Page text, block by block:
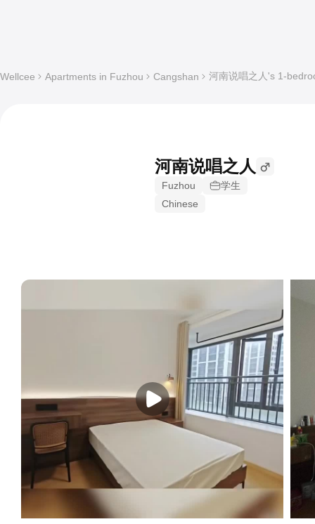
Wellcee Apartments in Fuzhou Cangshan 河南说唱之人's 1-
河南说唱之人
Fuzhou
学生
Chinese